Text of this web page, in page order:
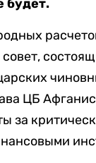
будет.
ЦБ
за